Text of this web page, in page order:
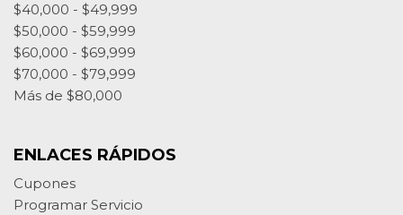
$40,000 - $49,999
$50,000 - $59,999
$60,000 - $69,999
$70,000 - $79,999
Más de $80,000
ENLACES RÁPIDOS
Cupones
Programar Servicio